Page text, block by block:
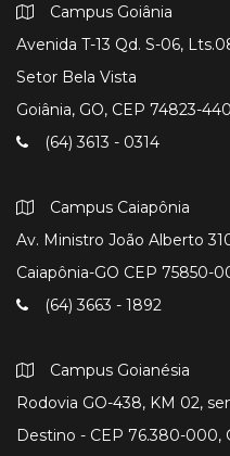
Campus Goiânia
Avenida T-13 Qd. S-06,
Setor Bela Vista
Goiânia, GO, CEP 74823-440
(64) 3613 - 0314
Campus Caiapônia
Av. Ministro João Alberto
Caiapônia-GO CEP 75850-
(64) 3663 - 1892
Campus Goianésia
Rodovia GO-438, KM 02,
Destino - CEP 76.380-000,